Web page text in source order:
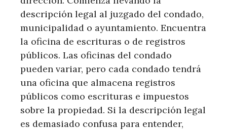
descripción legal al juzgado del condado,
municipalidad o ayuntamiento. Encuentra
la oficina de escrituras o de registros
públicos. Las oficinas del condado
pueden variar, pero cada condado tendrá
una oficina que almacena registros
públicos como escrituras e impuestos
sobre la propiedad. Si la descripción legal
es demasiado confusa para entender,